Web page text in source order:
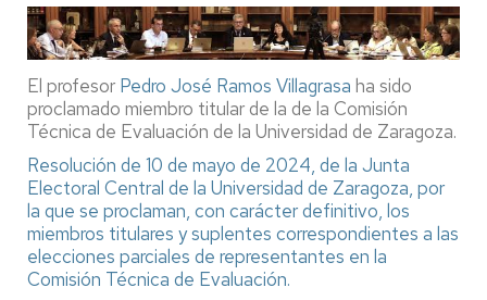
El profesor Pedro José Ramos Villagrasa ha sido
proclamado miembro titular de la de la Comisión
Técnica de Evaluación de la Universidad de Zaragoza.
Resolución de 10 de mayo de 2024, de la Junta
Electoral Central de la Universidad de Zaragoza, por
la que se proclaman, con carácter definitivo, los
miembros titulares y suplentes correspondientes a las
elecciones parciales de representantes en la
Comisión Técnica de Evaluación.